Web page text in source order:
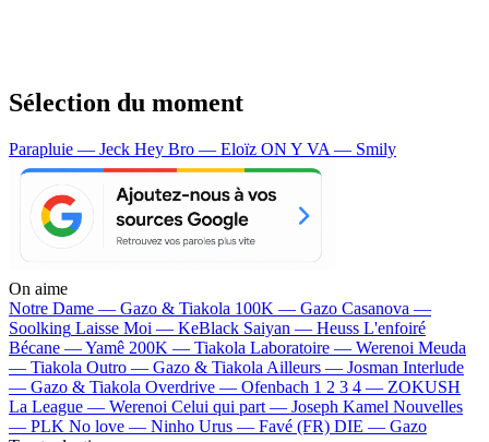
Sélection du moment
Parapluie — Jeck Hey Bro — Eloïz ON Y VA — Smily
On aime
Notre Dame — Gazo & Tiakola 100K — Gazo Casanova —
Soolking Laisse Moi — KeBlack Saiyan — Heuss L'enfoiré
Bécane —Yamê 200K — Tiakola Laboratoire — Werenoi Meuda
— Tiakola Outro — Gazo & Tiakola Ailleurs — Josman Interlude
— Gazo & Tiakola Overdrive — Ofenbach 1 2 3 4 — ZOKUSH
La League — Werenoi Celui qui part — Joseph Kamel Nouvelles
— PLK No love — Ninho Urus — Favé (FR) DIE — Gazo